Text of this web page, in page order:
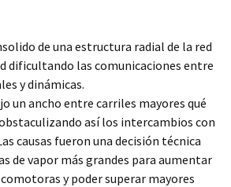
de una estructura radial de la red
dificultando las comunicaciones entre
y dinámicas.
un ancho entre carriles mayores qué
así los intercambios con
causas fueron una decisión técnica
de vapor más grandes para aumentar
y poder superar mayores